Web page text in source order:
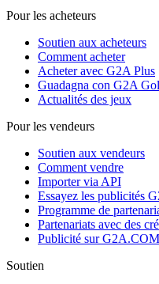
Pour les acheteurs
Soutien aux acheteurs
Comment acheter
Acheter avec G2A Plus
Guadagna con G2A
Actualités des jeux
Pour les vendeurs
Soutien aux vendeurs
Comment vendre
Importer via API
Essayez les publicités
Programme de
Partenariats avec des
Publicité sur G2A.COM
Soutien